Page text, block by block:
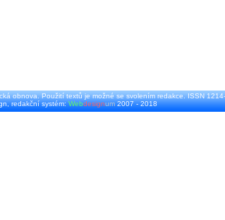
obnova. Použití textů je možné se svolením redakce. ISSN
redakční systém:Webdesignum2007 - 2018